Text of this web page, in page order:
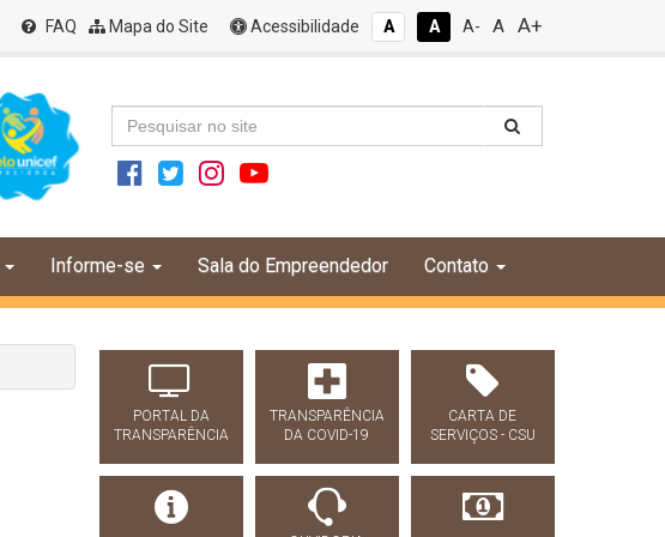
FAQ Mapa do Site Acessibilidade A A A- A A+
Informe-se Sala do Empreendedor Contato
PORTAL DA
TRANSPARÊNCIA
TRANSPARÊNCIA
DA COVID-19
CARTA DE
SERVIÇOS - CSU